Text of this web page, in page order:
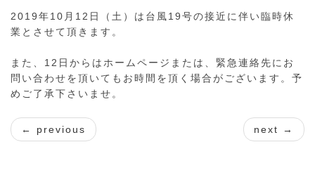
2019年10月12日（土）は台風19号の接近に伴い臨時休
業とさせて頂きます。
また、12日からはホームページまたは、緊急連絡先にお
問い合わせを頂いてもお時間を頂く場合がございます。予
めご了承下さいませ。
← previous next →